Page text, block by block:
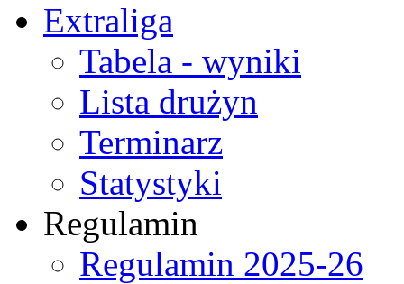
Extraliga
Tabela - wyniki
Lista drużyn
Terminarz
Statystyki
Regulamin
Regulamin 2025-26